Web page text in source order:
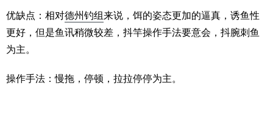
优缺点：相对德州钓组来说，饵的姿态更加的逼真，诱鱼性
更好，但是鱼讯稍微较差，抖竿操作手法要意会，抖腕刺鱼
为主。
操作手法：慢拖，停顿，拉拉停停为主。